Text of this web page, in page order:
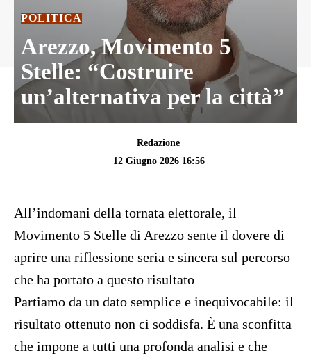
POLITICA
Arezzo, Movimento 5
Stelle: “Costruire
un’alternativa per la città”
Redazione
12 Giugno 2026 16:56
All’indomani della tornata elettorale, il
Movimento 5 Stelle di Arezzo sente il dovere di
aprire una riflessione seria e sincera sul percorso
che ha portato a questo risultato
Partiamo da un dato semplice e inequivocabile: il
risultato ottenuto non ci soddisfa. È una sconfitta
che impone a tutti una profonda analisi e che